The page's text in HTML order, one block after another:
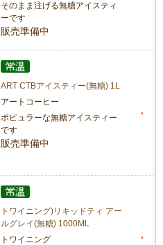
そのまま注げる無糖アイスティ
ーです
販売準備中
ART CTBアイスティー(無糖) 1L
アートコーヒー
ポピュラーな無糖アイスティー
です
販売準備中
トワイニング)リキッドティ アー
ルグレイ(無糖) 1000ML
トワイニング